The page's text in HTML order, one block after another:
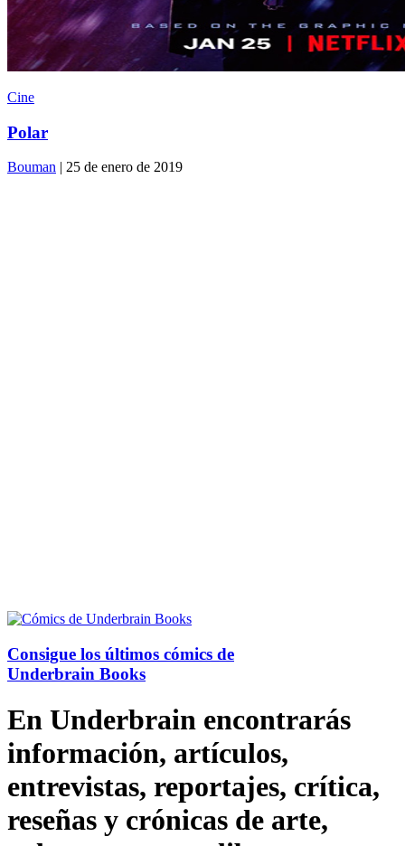
Cine
Polar
Bouman | 25 de enero de 2019
Consigue los últimos cómics de
Underbrain Books
En Underbrain encontrarás
información, artículos,
entrevistas, reportajes, crítica,
reseñas y crónicas de arte,